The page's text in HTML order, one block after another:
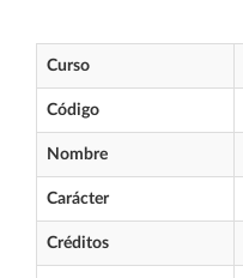
Curso
Código
Nombre
Carácter
Créditos